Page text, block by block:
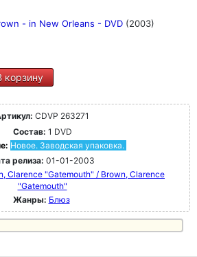
- in New Orleans - DVD (2003)
корзину
CDVP 263271
Состав: 1 DVD
Новое. Заводская упаковка.
релиза: 01-01-2003
Clarence "Gatemouth" / Brown, Clarence
"Gatemouth"
Жанры: Блюз